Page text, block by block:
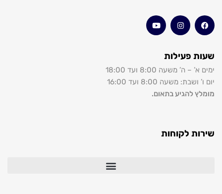
פעילות
ה’ משעה 8:00 ועד 18:00
משעה 8:00 ועד 16:00
להגיע בתאום.
לקוחות